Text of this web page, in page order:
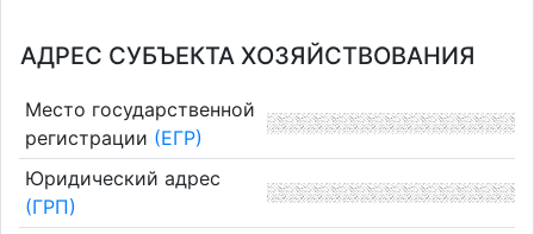
АДРЕС СУБЪЕКТА ХОЗЯЙСТВОВАНИЯ
Место государственной
регистрации (ЕГР)
Юридический адрес
(ГРП)